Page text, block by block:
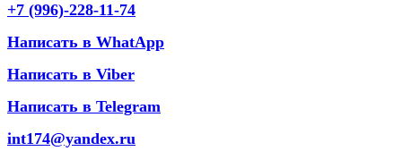
+7 (996)-228-11-74
Написать в WhatApp
Написать в Viber
Написать в Telegram
int174@yandex.ru